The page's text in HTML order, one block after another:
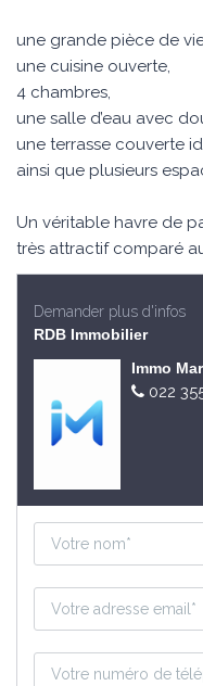
une grande pièce de
une cuisine ouverte,
4 chambres,
une salle d’eau avec
une terrasse couverte
ainsi que plusieurs
Un véritable havre de
très attractif comparé
Demander plus d'infos
RDB Immobilier
Immo
022